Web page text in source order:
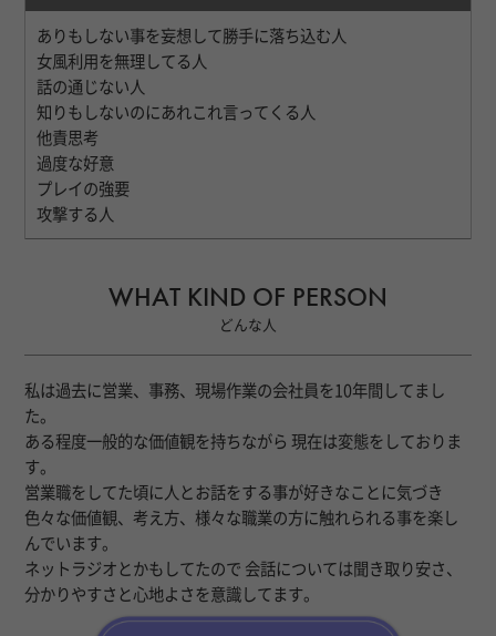
ありもしない事を妄想して勝手に落ち込む人
女風利用を無理してる人
話の通じない人
知りもしないのにあれこれ言ってくる人
他責思考
過度な好意
プレイの強要
攻撃する人
WHAT KIND OF PERSON
どんな人
私は過去に営業、事務、現場作業の会社員を10年間してまし
た。
ある程度一般的な価値観を持ちながら 現在は変態をしておりま
す。
営業職をしてた頃に人とお話をする事が好きなことに気づき
色々な価値観、考え方、様々な職業の方に触れられる事を楽し
んでいます。
ネットラジオとかもしてたので 会話については聞き取り安さ、
分かりやすさと心地よさを意識してます。